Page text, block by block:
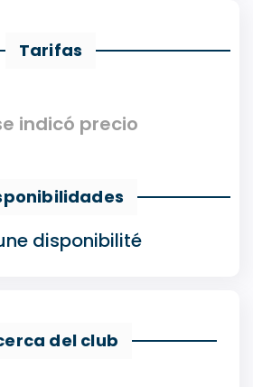
Tarifas
indicó precio
disponibilité
del club